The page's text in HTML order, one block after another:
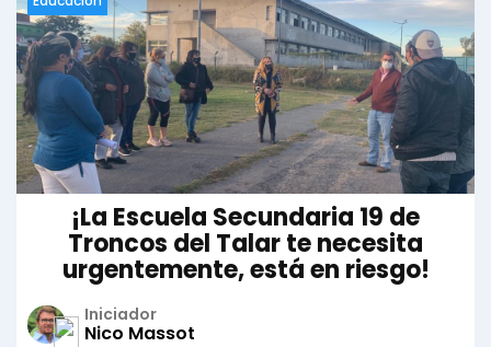
¡La Escuela Secundaria 19 de
Troncos del Talar te necesita
urgentemente, está en riesgo!
Iniciador
Nico Massot